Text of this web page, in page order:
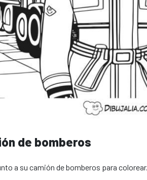
de bomberos
a su camión de bomberos para colorear.